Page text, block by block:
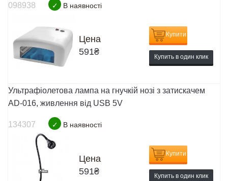
098938 ✓ В наявності
Цена
591₴
Купити
Купить в один клик
Ультрафіолетова лампа на гнучкій нозі з затискачем
AD-016, живлення від USB 5V
134307 ✓ В наявності
Цена
591₴
Купити
Купить в один клик